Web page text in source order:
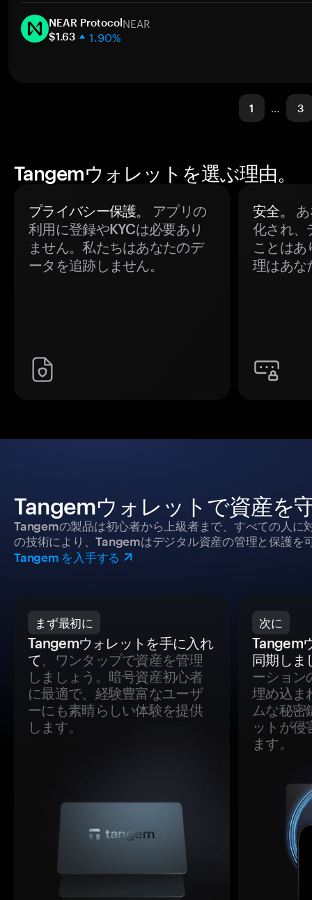
30日間
時価総額
NEAR ProtocolNEAR
$1.63 1.90%
1 … 3
Tangemウォレットを選ぶ理由。
プライバシー保護。
アプリの
利用に登録やKYCは必要あり
ません。私たちはあなたのデ
ータを追跡しません。
安全。
化され、
ことはあ
理はあな
Tangemウォレットで資産を
Tangemの製品は初心者から上級者まで、すべての人に
の技術により、Tangemはデジタル資産の管理と保護を
Tangem を入手する
まず最初に
Tangemウォレットを手に入れ
て、ワンタップで資産を管理
しましょう。暗号資産初心者
に最適で、経験豊富なユーザ
ーにも素晴らしい体験を提供
します。
次に
Tangem
同期しま
ーション
埋め込ま
ムな秘密
ットが侵
ます。